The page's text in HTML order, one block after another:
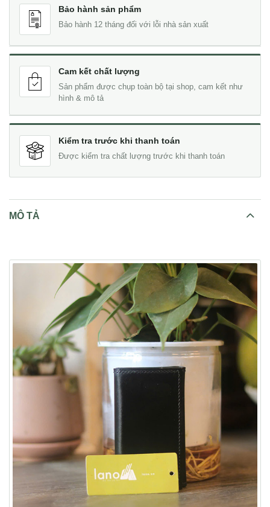
Bảo hành sản phẩm
Bảo hành 12 tháng đối với lỗi nhà sản xuất
Cam kết chất lượng
Sản phẩm được chụp toàn bộ tại shop, cam kết như
hình & mô tả
Kiểm tra trước khi thanh toán
Được kiểm tra chất lượng trước khi thanh toán
MÔ TẢ